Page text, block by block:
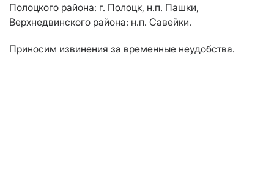
Полоцкого района: г. Полоцк, н.п. Пашки,
Верхнедвинского района: н.п. Савейки.
Приносим извинения за временные неудобства.